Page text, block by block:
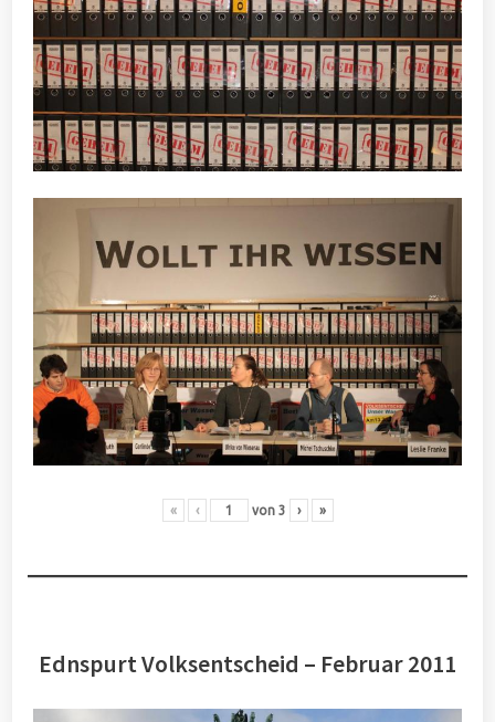
« ‹ von 3 › »
Ednspurt Volksentscheid – Februar 2011